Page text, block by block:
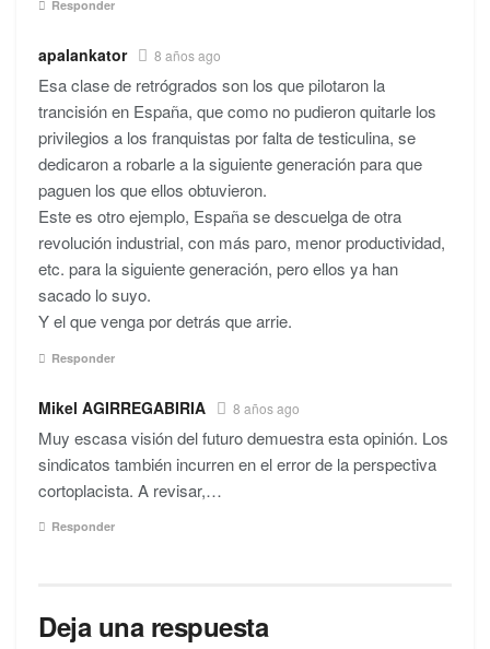
Responder
apalankator 8 años ago
Esa clase de retrógrados son los que pilotaron la
trancisión en España, que como no pudieron quitarle los
privilegios a los franquistas por falta de testiculina, se
dedicaron a robarle a la siguiente generación para que
paguen los que ellos obtuvieron.
Este es otro ejemplo, España se descuelga de otra
revolución industrial, con más paro, menor productividad,
etc. para la siguiente generación, pero ellos ya han
sacado lo suyo.
Y el que venga por detrás que arrie.
Responder
Mikel AGIRREGABIRIA 8 años ago
Muy escasa visión del futuro demuestra esta opinión. Los
sindicatos también incurren en el error de la perspectiva
cortoplacista. A revisar,…
Responder
Deja una respuesta